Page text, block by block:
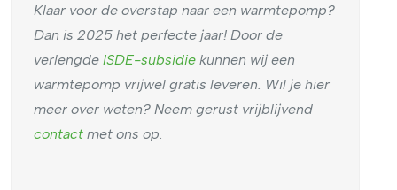
Klaar voor de overstap naar een warmtepomp?
Dan is 2025 het perfecte jaar! Door de
verlengde ISDE-subsidie kunnen wij een
warmtepomp vrijwel gratis leveren. Wil je hier
meer over weten? Neem gerust vrijblijvend
contact met ons op.